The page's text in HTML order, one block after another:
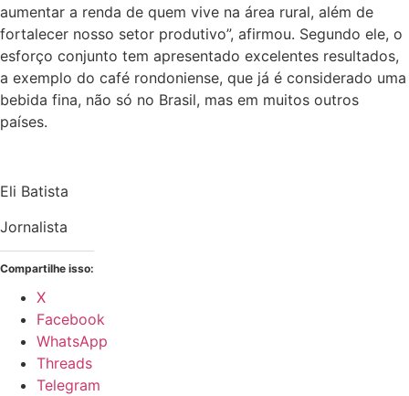
aumentar a renda de quem vive na área rural, além de
fortalecer nosso setor produtivo”, afirmou. Segundo ele, o
esforço conjunto tem apresentado excelentes resultados,
a exemplo do café rondoniense, que já é considerado uma
bebida fina, não só no Brasil, mas em muitos outros
países.
Eli Batista
Jornalista
Compartilhe isso:
X
Facebook
WhatsApp
Threads
Telegram